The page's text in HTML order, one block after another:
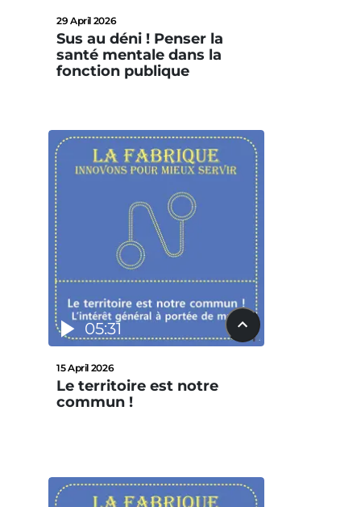
29 April 2026
Sus au déni ! Penser la
santé mentale dans la
fonction publique
05:31
15 April 2026
Le territoire est notre
commun !